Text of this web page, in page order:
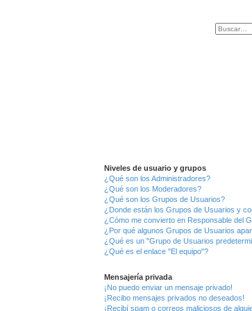
Niveles de usuario y grupos
¿Qué son los Administradores?
¿Qué son los Moderadores?
¿Qué son los Grupos de Usuarios?
¿Donde están los Grupos de Usuarios y
¿Cómo me convierto en Responsable del
¿Por qué algunos Grupos de Usuarios
¿Qué es un "Grupo de Usuarios
¿Qué es el enlace "El equipo"?
Mensajería privada
¡No puedo enviar un mensaje privado!
¡Recibo mensajes privados no deseados!
¡Recibí spam o correos maliciosos de